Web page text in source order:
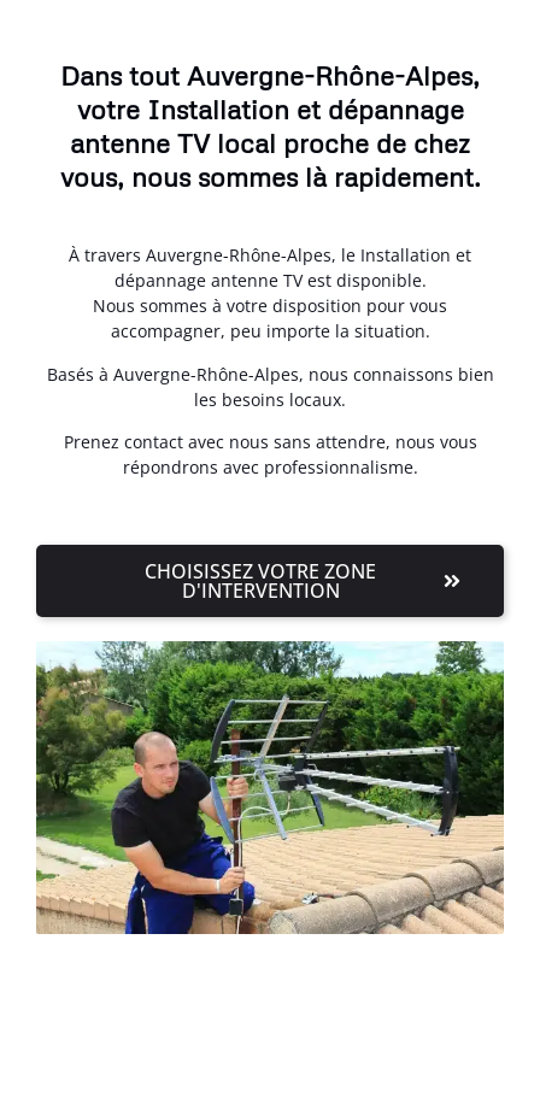
Dans tout Auvergne-Rhône-Alpes,
votre Installation et dépannage
antenne TV local proche de chez
vous, nous sommes là rapidement.
À travers Auvergne-Rhône-Alpes, le Installation et
dépannage antenne TV est disponible.
Nous sommes à votre disposition pour vous
accompagner, peu importe la situation.
Basés à Auvergne-Rhône-Alpes, nous connaissons bien
les besoins locaux.
Prenez contact avec nous sans attendre, nous vous
répondrons avec professionnalisme.
CHOISISSEZ VOTRE ZONE
D'INTERVENTION